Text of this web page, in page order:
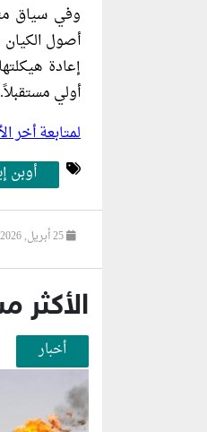
وفي سياق
إعادة
أولي مستقبلاً.
لمتابعة
أوبن
الأكثر
أخبار